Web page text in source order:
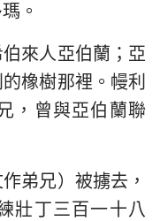
。
來人亞伯蘭；亞
橡樹那裡。幔利
，曾與亞伯蘭聯
弟兄）被擄去，
壯丁三百一十八